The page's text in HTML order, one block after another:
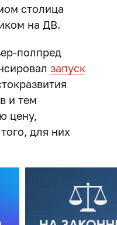
столица
на ДВ.
полпред
запуск
и тем
цену,
для них